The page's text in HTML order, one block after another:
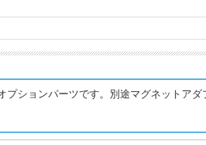
ョンパーツです。別途マグネットアダ